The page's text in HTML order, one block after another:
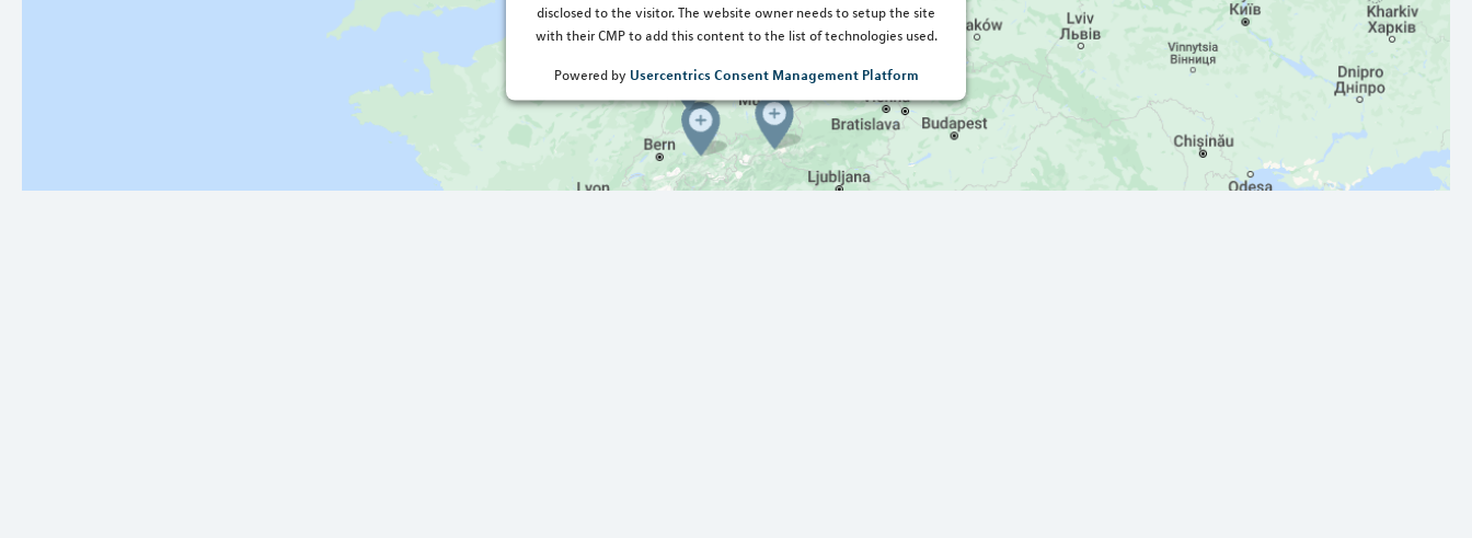
disclosed to the visitor. The website owner needs to setup the site
with their CMP to add this content to the list of technologies used.
Powered by Usercentrics Consent Management Platform